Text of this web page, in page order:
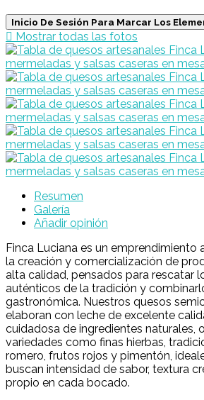
Inicio De Sesión Para Marcar Los
Mostrar todas las fotos
Resumen
Galería
Añadir opinión
Finca Luciana es un emprendimiento
la creación y comercialización de
alta calidad, pensados para rescatar
auténticos de la tradición y
gastronómica. Nuestros quesos
elaboran con leche de excelente
cuidadosa de ingredientes naturales,
variedades como finas hierbas,
romero, frutos rojos y pimentón,
buscan intensidad de sabor, textura
propio en cada bocado.